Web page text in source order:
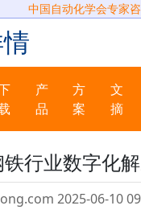
中国自动化学会专家
产
品
方
案
文
摘
行业数字化
2025-06-10